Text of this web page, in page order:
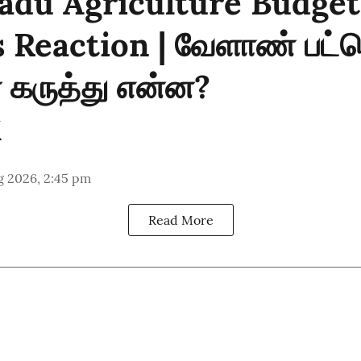
Reaction | வேளாண்
என்ன?
2026, 2:45 pm
Read More